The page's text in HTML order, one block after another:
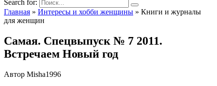
Search for:
Главная » Интересы и хобби женщины » Книги и журналы
для женщин
Самая. Спецвыпуск № 7 2011.
Встречаем Новый год
Автор Misha1996